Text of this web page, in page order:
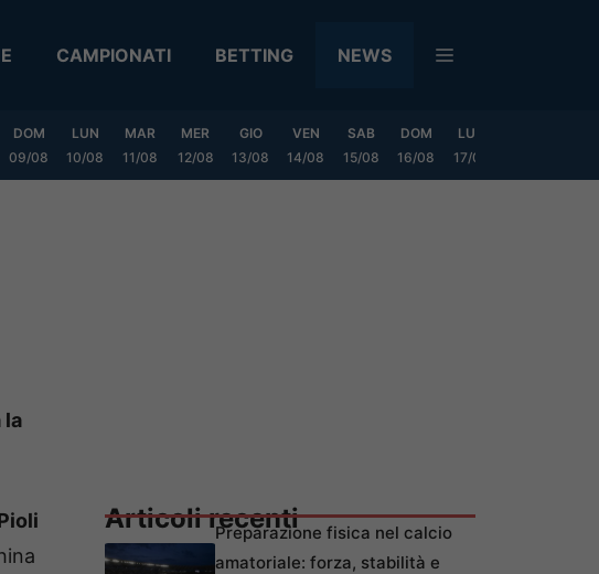
CAMPIONATI BETTING NEWS
DOM
09/08
LUN
10/08
MAR
11/08
MER
12/08
GIO
13/08
VEN
14/08
SAB
15/08
DOM
16/08
LUN
17/08
la
Articoli recentiPreparazione fisica nel calcio
amatoriale: forza, stabilità e